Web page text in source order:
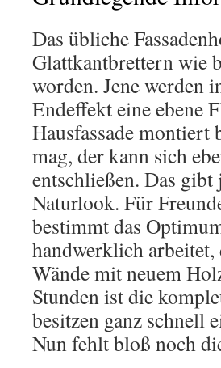
Das übliche
Glattkantbrettern wie
worden. Jene werden
Endeffekt eine ebene
Hausfassade montiert
mag, der kann sich
entschließen. Das
Naturlook. Für
bestimmt das
handwerklich
Wände mit neuem
Stunden ist die
besitzen ganz schnell
Nun fehlt bloß noch